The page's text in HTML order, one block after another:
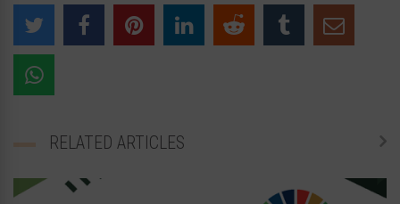
RELATED ARTICLES